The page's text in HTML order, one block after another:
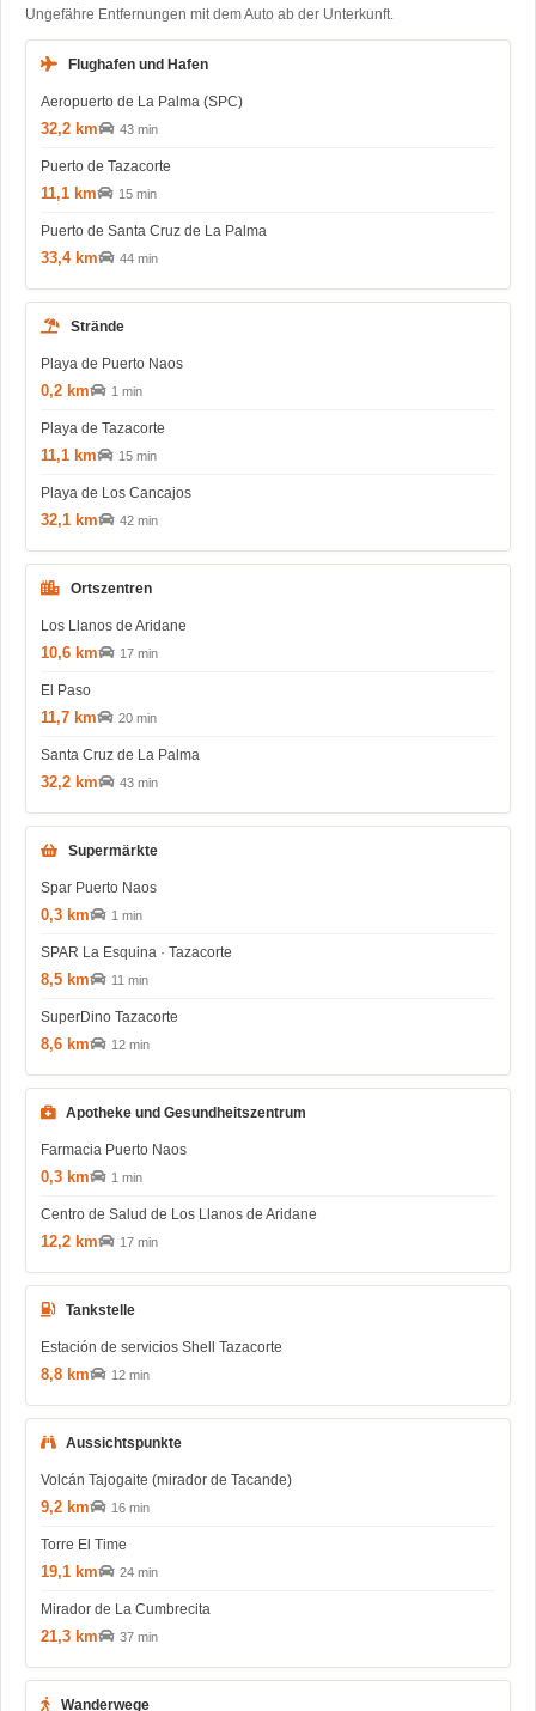
Ungefähre Entfernungen mit dem Auto ab der Unterkunft.
Flughafen und Hafen
Aeropuerto de La Palma (SPC)
32,2 km 43 min
Puerto de Tazacorte
11,1 km 15 min
Puerto de Santa Cruz de La Palma
33,4 km 44 min
Strände
Playa de Puerto Naos
0,2 km 1 min
Playa de Tazacorte
11,1 km 15 min
Playa de Los Cancajos
32,1 km 42 min
Ortszentren
Los Llanos de Aridane
10,6 km 17 min
El Paso
11,7 km 20 min
Santa Cruz de La Palma
32,2 km 43 min
Supermärkte
Spar Puerto Naos
0,3 km 1 min
SPAR La Esquina · Tazacorte
8,5 km 11 min
SuperDino Tazacorte
8,6 km 12 min
Apotheke und Gesundheitszentrum
Farmacia Puerto Naos
0,3 km 1 min
Centro de Salud de Los Llanos de Aridane
12,2 km 17 min
Tankstelle
Estación de servicios Shell Tazacorte
8,8 km 12 min
Aussichtspunkte
Volcán Tajogaite (mirador de Tacande)
9,2 km 16 min
Torre El Time
19,1 km 24 min
Mirador de La Cumbrecita
21,3 km 37 min
Wanderwege